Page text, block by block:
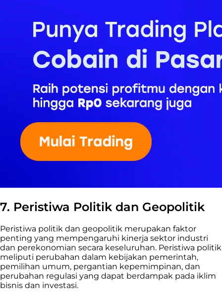
7. Peristiwa Politik dan Geopolitik
Peristiwa politik dan geopolitik merupakan faktor
penting yang mempengaruhi kinerja sektor industri
dan perekonomian secara keseluruhan. Peristiwa politik
meliputi perubahan dalam kebijakan pemerintah,
pemilihan umum, pergantian kepemimpinan, dan
perubahan regulasi yang dapat berdampak pada iklim
bisnis dan investasi.